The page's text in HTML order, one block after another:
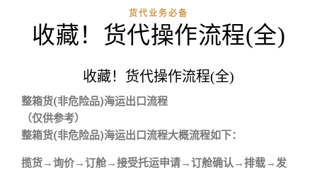
货代业务必备
收藏！货代操作流程(全)
收藏！货代操作流程(全)
整箱货(非危险品)海运出口流程
（仅供参考）
整箱货(非危险品)海运出口流程大概流程如下：
揽货→询价→订舱→接受托运申请→订舱确认→排载→发